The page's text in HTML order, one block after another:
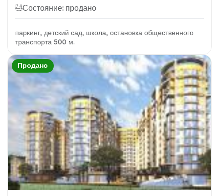
Состояние: продано
паркинг, детский сад, школа, остановка общественного
транспорта 500 м.
Продано